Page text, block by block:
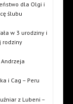
dla Olgi i
ślubu
w 3 urodziny i
rodziny
i Cag – Peru
z Lubeni –